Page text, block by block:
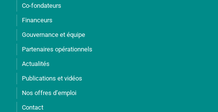
Co-fondateurs
Financeurs
Gouvernance et équipe
Partenaires opérationnels
Actualités
Publications et vidéos
Nos offres d’emploi
Contact